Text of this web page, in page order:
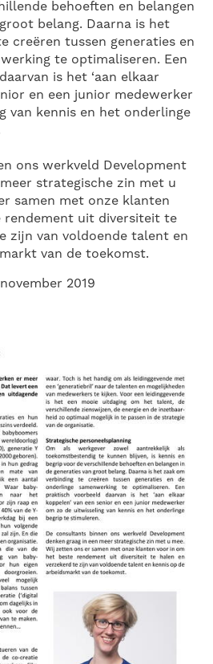
behoeften en belangen
belang. Daarna is het
creëren tussen generaties en
te optimaliseren. Een
is het ‘aan elkaar
en een junior medewerker
van kennis en het onderlinge
ons werkveld Development
strategische zin met u
samen met onze klanten
rendement uit diversiteit te
zijn van voldoende talent en
van de toekomst.
2019